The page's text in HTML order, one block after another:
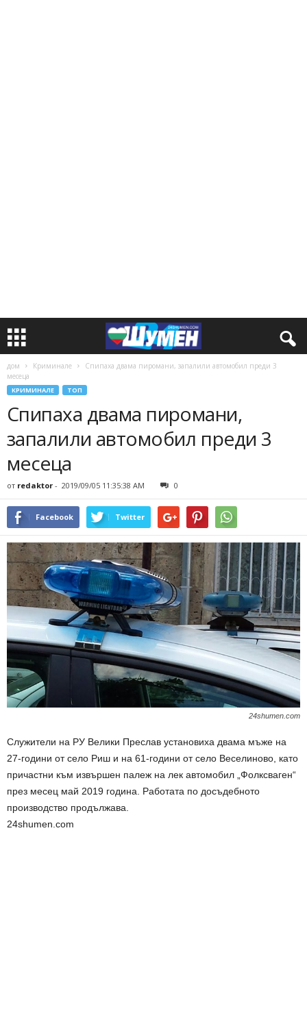
дом Криминале
Спипаха двама пиромани, запалили автомобил преди 3
месеца
КРИМИНАЛЕ ТОП
Спипаха двама пиромани,
запалили автомобил преди 3
месеца
от redaktor - 2019/09/05 11:35:38 AM 0
Facebook Twitter
24shumen.com
Служители на РУ Велики Преслав установиха двама мъже на
27-години от село Риш и на 61-години от село Веселиново, като
причастни към извършен палеж на лек автомобил „Фолксваген“
през месец май 2019 година. Работата по досъдебното
производство продължава.
24shumen.com